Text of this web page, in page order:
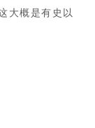
大概是有史以